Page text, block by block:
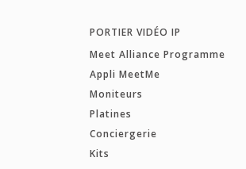
PORTIER VIDÉO IP
Meet Alliance Programme
Appli MeetMe
Moniteurs
Platines
Conciergerie
Kits